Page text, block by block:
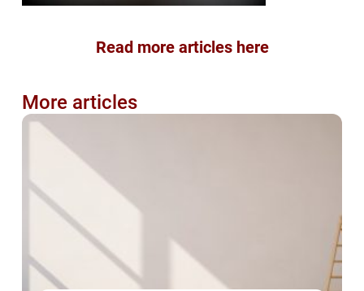
Read more articles here
More articles